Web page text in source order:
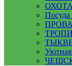
ОХОТА
Посуда